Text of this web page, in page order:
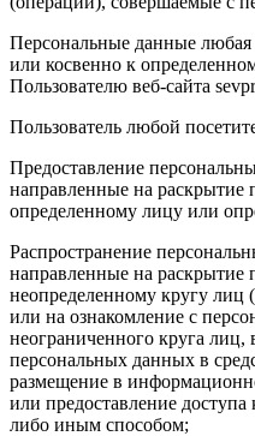
Персональные данные
или косвенно к
Пользователю веб-сайта
Пользователь любой
Предоставление
направленные на раскрытие
определенному лицу или
Распространение
направленные на раскрытие
неопределенному кругу лиц
или на ознакомление с
неограниченного круга лиц,
персональных данных в
размещение в
или предоставление
либо иным способом;